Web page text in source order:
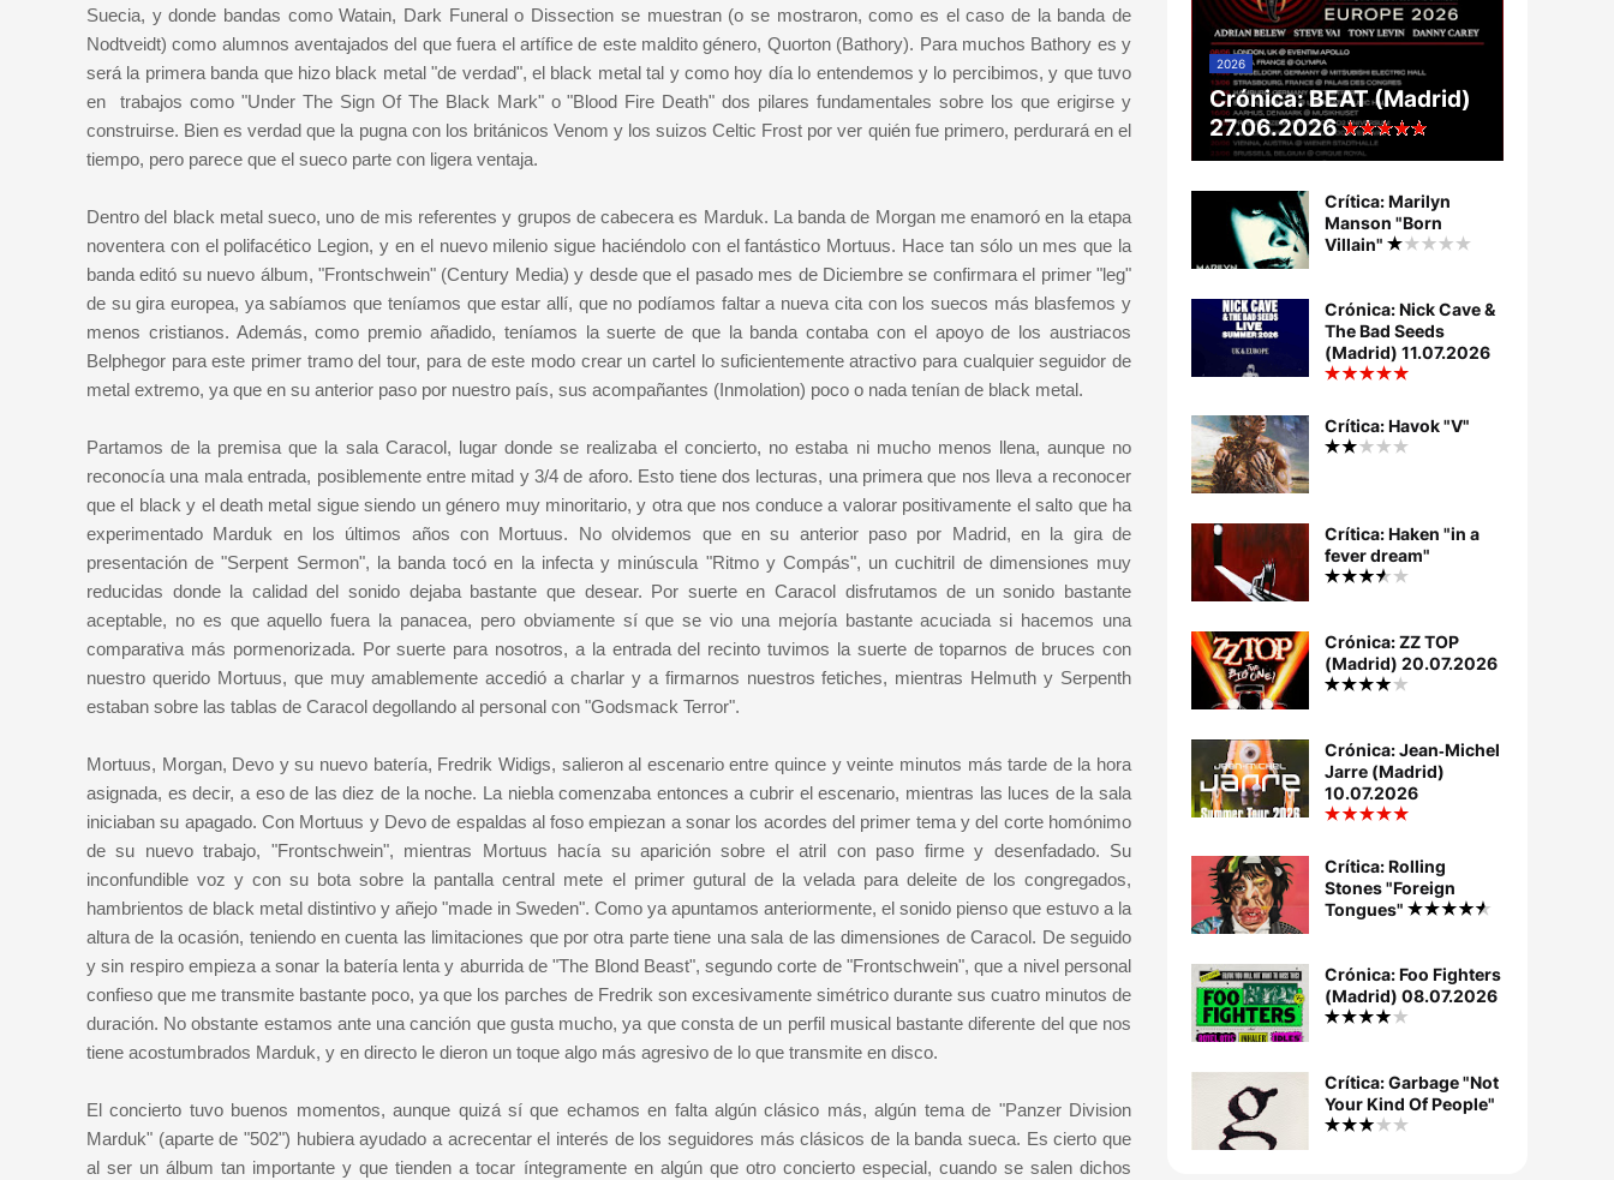
Suecia, y donde bandas como Watain, Dark Funeral o Dissection se muestran (o se mostraron, como es el caso de la banda de
Nodtveidt) como alumnos aventajados del que fuera el artífice de este maldito género, Quorton (Bathory). Para muchos Bathory es y
será la primera banda que hizo black metal "de verdad", el black metal tal y como hoy día lo entendemos y lo percibimos, y que tuvo
en trabajos como "Under The Sign Of The Black Mark" o "Blood Fire Death" dos pilares fundamentales sobre los que erigirse y
construirse. Bien es verdad que la pugna con los británicos Venom y los suizos Celtic Frost por ver quién fue primero, perdurará en el
tiempo, pero parece que el sueco parte con ligera ventaja.
Dentro del black metal sueco, uno de mis referentes y grupos de cabecera es Marduk. La banda de Morgan me enamoró en la etapa
noventera con el polifacético Legion, y en el nuevo milenio sigue haciéndolo con el fantástico Mortuus. Hace tan sólo un mes que la
banda editó su nuevo álbum, "Frontschwein" (Century Media) y desde que el pasado mes de Diciembre se confirmara el primer "leg"
de su gira europea, ya sabíamos que teníamos que estar allí, que no podíamos faltar a nueva cita con los suecos más blasfemos y
menos cristianos. Además, como premio añadido, teníamos la suerte de que la banda contaba con el apoyo de los austriacos
Belphegor para este primer tramo del tour, para de este modo crear un cartel lo suficientemente atractivo para cualquier seguidor de
metal extremo, ya que en su anterior paso por nuestro país, sus acompañantes (Inmolation) poco o nada tenían de black metal.
Partamos de la premisa que la sala Caracol, lugar donde se realizaba el concierto, no estaba ni mucho menos llena, aunque no
reconocía una mala entrada, posiblemente entre mitad y 3/4 de aforo. Esto tiene dos lecturas, una primera que nos lleva a reconocer
que el black y el death metal sigue siendo un género muy minoritario, y otra que nos conduce a valorar positivamente el salto que ha
experimentado Marduk en los últimos años con Mortuus. No olvidemos que en su anterior paso por Madrid, en la gira de
presentación de "Serpent Sermon", la banda tocó en la infecta y minúscula "Ritmo y Compás", un cuchitril de dimensiones muy
reducidas donde la calidad del sonido dejaba bastante que desear. Por suerte en Caracol disfrutamos de un sonido bastante
aceptable, no es que aquello fuera la panacea, pero obviamente sí que se vio una mejoría bastante acuciada si hacemos una
comparativa más pormenorizada. Por suerte para nosotros, a la entrada del recinto tuvimos la suerte de toparnos de bruces con
nuestro querido Mortuus, que muy amablemente accedió a charlar y a firmarnos nuestros fetiches, mientras Helmuth y Serpenth
estaban sobre las tablas de Caracol degollando al personal con "Godsmack Terror".
Mortuus, Morgan, Devo y su nuevo batería, Fredrik Widigs, salieron al escenario entre quince y veinte minutos más tarde de la hora
asignada, es decir, a eso de las diez de la noche. La niebla comenzaba entonces a cubrir el escenario, mientras las luces de la sala
iniciaban su apagado. Con Mortuus y Devo de espaldas al foso empiezan a sonar los acordes del primer tema y del corte homónimo
de su nuevo trabajo, "Frontschwein", mientras Mortuus hacía su aparición sobre el atril con paso firme y desenfadado. Su
inconfundible voz y con su bota sobre la pantalla central mete el primer gutural de la velada para deleite de los congregados,
hambrientos de black metal distintivo y añejo "made in Sweden". Como ya apuntamos anteriormente, el sonido pienso que estuvo a la
altura de la ocasión, teniendo en cuenta las limitaciones que por otra parte tiene una sala de las dimensiones de Caracol. De seguido
y sin respiro empieza a sonar la batería lenta y aburrida de "The Blond Beast", segundo corte de "Frontschwein", que a nivel personal
confieso que me transmite bastante poco, ya que los parches de Fredrik son excesivamente simétrico durante sus cuatro minutos de
duración. No obstante estamos ante una canción que gusta mucho, ya que consta de un perfil musical bastante diferente del que nos
tiene acostumbrados Marduk, y en directo le dieron un toque algo más agresivo de lo que transmite en disco.
El concierto tuvo buenos momentos, aunque quizá sí que echamos en falta algún clásico más, algún tema de "Panzer Division
Marduk" (aparte de "502") hubiera ayudado a acrecentar el interés de los seguidores más clásicos de la banda sueca. Es cierto que
al ser un álbum tan importante y que tienden a tocar íntegramente en algún que otro concierto especial, cuando se salen dichos
2026
Crónica: BEAT (Madrid)
27.06.2026
Crítica: Marilyn
Manson "Born
Villain"
Crónica: Nick Cave &
The Bad Seeds
(Madrid) 11.07.2026
Crítica: Havok "V"
Crítica: Haken "in a
fever dream"
Crónica: ZZ TOP
(Madrid) 20.07.2026
Crónica: Jean‐Michel
Jarre (Madrid)
10.07.2026
Crítica: Rolling
Stones "Foreign
Tongues"
Crónica: Foo Fighters
(Madrid) 08.07.2026
Crítica: Garbage "Not
Your Kind Of People"